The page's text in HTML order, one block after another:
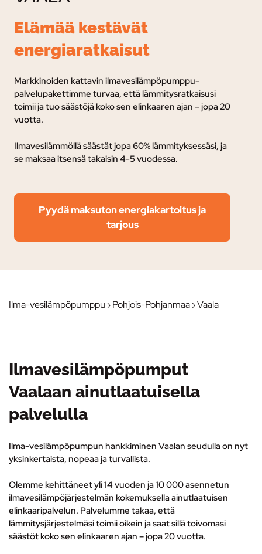
Elämää kestävät
energiaratkaisut
Markkinoiden kattavin ilmavesilämpöpumppu-
palvelupakettimme turvaa, että lämmitysratkaisusi
toimii ja tuo säästöjä koko sen elinkaaren ajan – jopa 20
vuotta.
Ilmavesilämmöllä säästät jopa 60% lämmityksessäsi, ja
se maksaa itsensä takaisin 4-5 vuodessa.
Pyydä maksuton energiakartoitus ja
tarjous
Ilma-vesilämpöpumppu ›Pohjois-Pohjanmaa› Vaala
Ilmavesilämpöpumput
Vaalaan ainutlaatuisella
palvelulla
Ilma-vesilämpöpumpun hankkiminen Vaalan seudulla on nyt
yksinkertaista, nopeaa ja turvallista.
Olemme kehittäneet yli 14 vuoden ja 10 000 asennetun
ilmavesilämpöjärjestelmän kokemuksella ainutlaatuisen
elinkaaripalvelun. Palvelumme takaa, että
lämmitysjärjestelmäsi toimii oikein ja saat sillä toivomasi
säästöt koko sen elinkaaren ajan – jopa 20 vuotta.